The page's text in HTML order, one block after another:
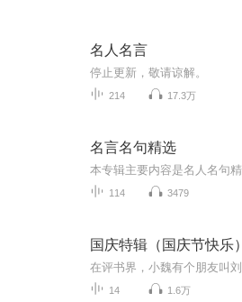
名人名言
停止更新，敬请谅解。
214 17.3万
名言名句精选
114 3479
国庆特辑（国庆节快乐）
14 1.6万